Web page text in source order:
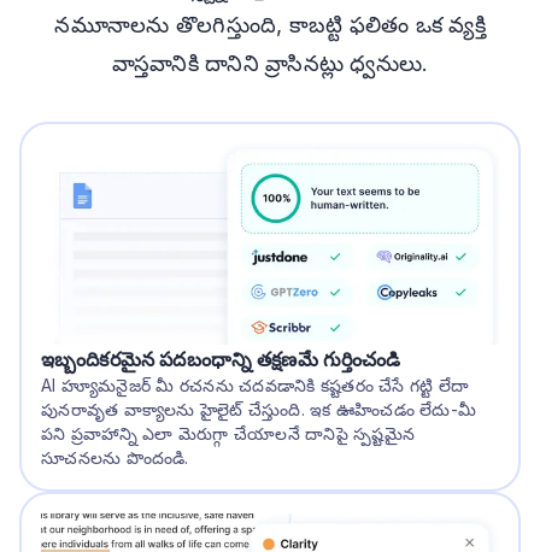
నమూనాలను తొలగిస్తుంది, కాబట్టి ఫలితం ఒక వ్యక్తి
వాస్తవానికి దానిని వ్రాసినట్లు ధ్వనులు.
ఇబ్బందికరమైన పదబంధాన్ని తక్షణమే గుర్తించండి
AI హ్యూమనైజర్ మీ రచనను చదవడానికి కష్టతరం చేసే గట్టి లేదా
పునరావృత వాక్యాలను హైలైట్ చేస్తుంది. ఇక ఊహించడం లేదు-మీ
పని ప్రవాహాన్ని ఎలా మెరుగ్గా చేయాలనే దానిపై స్పష్టమైన
సూచనలను పొందండి.